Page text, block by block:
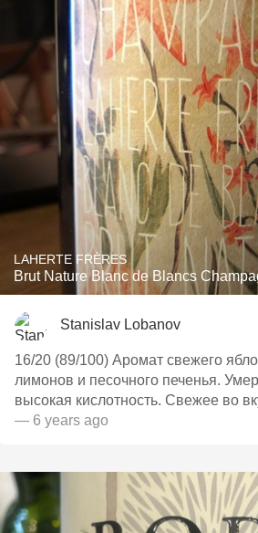
LAHERTE FRÈRES
Brut Nature Blanc de Blancs
Stanislav Lobanov
16/20 (89/100) Аромат свежего
лимонов и песочного печенья.
высокая кислотность. Свежее во
— 6 years ago